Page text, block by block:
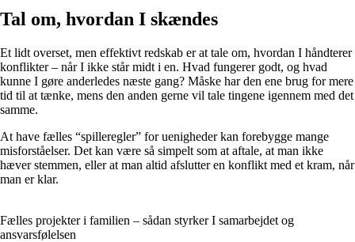
Tal om, hvordan I skændes
Et lidt overset, men effektivt redskab er at tale om, hvordan I håndterer
konflikter – når I ikke står midt i en. Hvad fungerer godt, og hvad
kunne I gøre anderledes næste gang? Måske har den ene brug for mere
tid til at tænke, mens den anden gerne vil tale tingene igennem med det
samme.
At have fælles “spilleregler” for uenigheder kan forebygge mange
misforståelser. Det kan være så simpelt som at aftale, at man ikke
hæver stemmen, eller at man altid afslutter en konflikt med et kram, når
man er klar.
Fælles projekter i familien – sådan styrker I samarbejdet og
ansvarsfølelsen